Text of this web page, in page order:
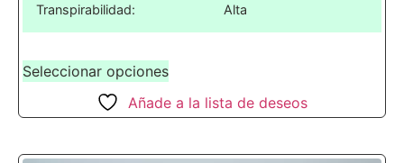
Transpirabilidad: Alta
Seleccionar opciones
Añade a la lista de deseos